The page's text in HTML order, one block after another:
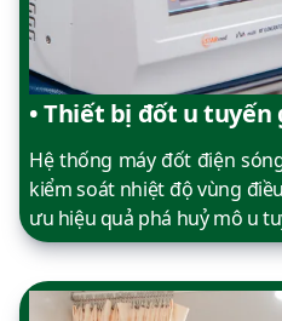
• Thiết bị đốt u tuyến
Hệ thống máy đốt điện
kiểm soát nhiệt độ vùng
ưu hiệu quả phá huỷ mô u